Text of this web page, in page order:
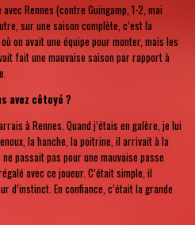
Rennes (contre Guingamp, 1-2, mai
sur une saison complète, c’est la
on avait une équipe pour monter, mais les
fait une mauvaise saison par rapport à
avez côtoyé ?
à Rennes. Quand j’étais en galère, je lui
la hanche, la poitrine, il arrivait à la
passait pas pour une mauvaise passe
avec ce joueur. C’était simple, il
d’instinct. En confiance, c’était la grande